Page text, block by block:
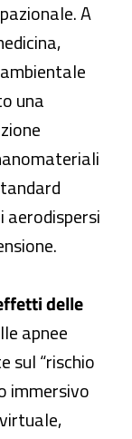
A
una
aerodispersi
delle
apnee
sul “rischio
immersivo